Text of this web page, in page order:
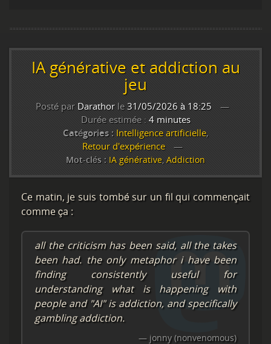
IA générative et addiction au
jeu
Posté par Darathorle31/05/2026 à 18:25
Durée estimée : 4 minutes
Catégories : Intelligence artificielle,
Retour d'expérience
Mot-clés : IA générative, Addiction
Ce matin, je suis tombé sur un fil qui commençait
comme ça :
all the criticism has been said, all the takes
been had. the only metaphor i have been
finding consistently useful for
understanding what is happening with
people and "AI" is addiction, and specifically
gambling addiction.
— jonny (nonvenomous)